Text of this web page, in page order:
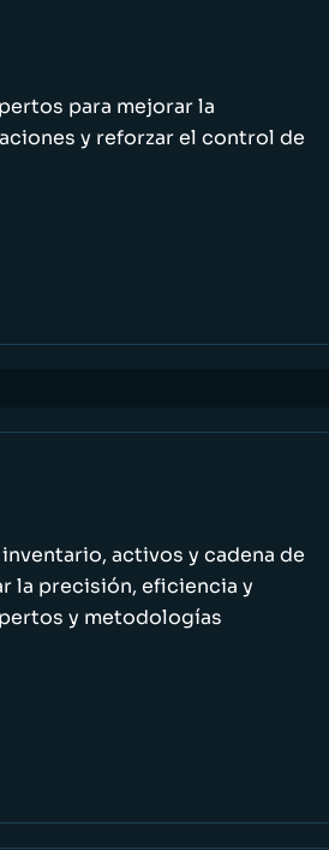
para mejorar la
y reforzar el control de
activos y cadena de
la precisión, eficiencia y
y metodologías